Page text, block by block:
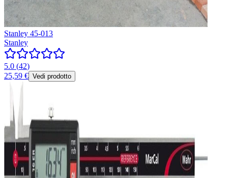
Stanley 45-013
Stanley
5.0 (42)
25,59 € Vedi prodotto